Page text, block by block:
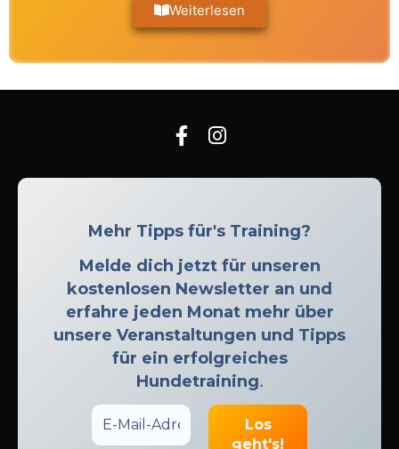
Weiterlesen
Mehr Tipps für's Training?
Melde dich jetzt für unseren
kostenlosen Newsletter an und
erfahre jeden Monat mehr über
unsere Veranstaltungen und Tipps
für ein erfolgreiches
Hundetraining.